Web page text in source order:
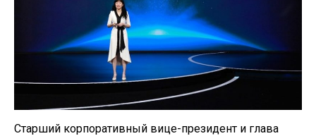
Старший корпоративный вице-президент и глава